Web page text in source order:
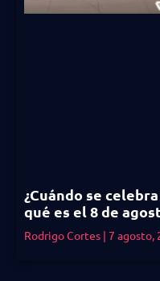
¿Cuándo se
qué es el 8 de
Rodrigo Cortes 7 agosto,